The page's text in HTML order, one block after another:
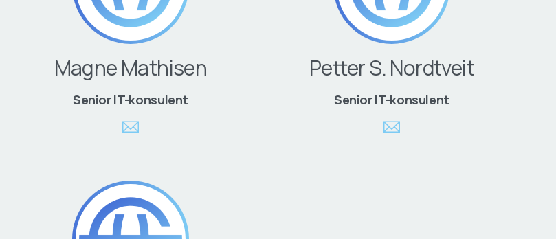
Magne Mathisen
Senior IT-konsulent
Petter S. Nordtveit
Senior IT-konsulent